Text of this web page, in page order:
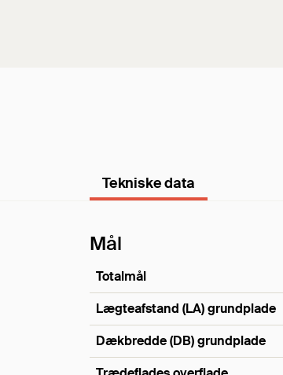
Tekniske data
Mål
Totalmål
Lægteafstand (LA) grundplade
Dækbredde (DB) grundplade